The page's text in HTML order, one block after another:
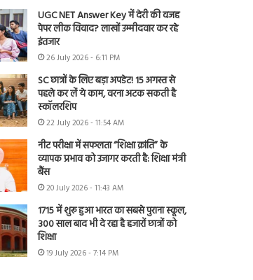
UGC NET Answer Key में देरी की वजह
पेपर लीक विवाद? लाखों उम्मीदवार कर रहे
इंतजार
26 July 2026 - 6:11 PM
SC छात्रों के लिए बड़ा अपडेट! 15 अगस्त से
पहले कर लें ये काम, वरना अटक सकती है
स्कॉलरशिप
22 July 2026 - 11:54 AM
नीट परीक्षा में सफलता “शिक्षा क्रांति” के
व्यापक प्रभाव को उजागर करती है: शिक्षा मंत्री
बैंस
20 July 2026 - 11:43 AM
1715 में शुरू हुआ भारत का सबसे पुराना स्कूल,
300 साल बाद भी दे रहा है हजारों छात्रों को
शिक्षा
19 July 2026 - 7:14 PM